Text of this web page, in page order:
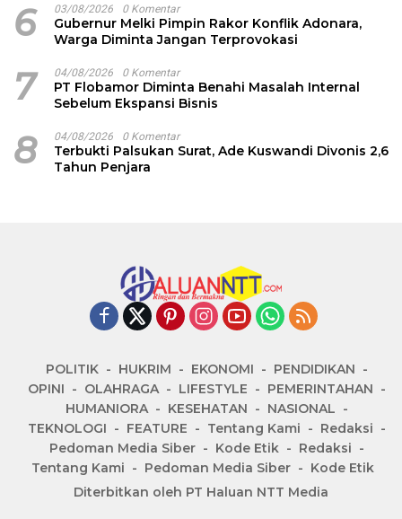
6 03/08/2026 0 Komentar
Gubernur Melki Pimpin Rakor Konflik Adonara,
Warga Diminta Jangan Terprovokasi
7 04/08/2026 0 Komentar
PT Flobamor Diminta Benahi Masalah Internal
Sebelum Ekspansi Bisnis
8 04/08/2026 0 Komentar
Terbukti Palsukan Surat, Ade Kuswandi Divonis 2,6
Tahun Penjara
POLITIK HUKRIM EKONOMI
PENDIDIKAN
OPINI
OLAHRAGA LIFESTYLE
PEMERINTAHAN
HUMANIORA
KESEHATAN
NASIONAL
TEKNOLOGI
FEATURE Tentang Kami
Redaksi
Pedoman Media Siber
Kode Etik
Redaksi
Tentang Kami
Pedoman Media Siber
Kode Etik
Diterbitkan oleh PT Haluan NTT Media